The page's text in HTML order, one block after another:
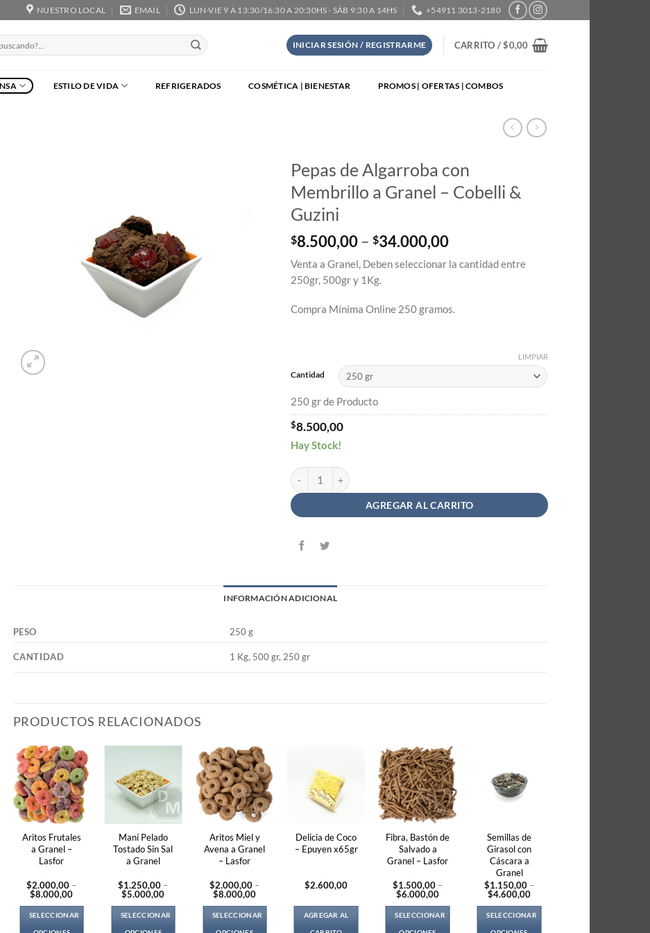
NUESTRO LOCAL EMAIL LUN-VIE 9 A 13:30/16:30 A 20:30HS - SÁB 9:30 A 14HS +54911 3013-2180
INICIAR SESIÓN / REGISTRARME CARRITO /$0,00
ESTILO DE VIDA REFRIGERADOS COSMÉTICA | BIENESTAR PROMOS | OFERTAS | COMBOS
Pepas de Algarroba con
Membrillo a Granel – Cobelli &
Guzini
$8.500,00– $34.000,00Price
$8.500,00
Venta a Granel, Deben seleccionar la cantidad entre
250gr, 500gr y 1Kg.
Compra Mínima Online 250 gramos.
Cantidad
LIMPIAR
250 gr de Producto
$8.500,00
Hay Stock!
Pepas de Algarroba con Membrillo a Granel - Cobelli & Guzini cantidad
AGREGAR AL CARRITO
INFORMACIÓN ADICIONAL
PESO 250 g
CANTIDAD 1 Kg, 500 gr, 250 gr
PRODUCTOS RELACIONADOS
Aritos Frutales
a Granel –
Lasfor
$2.000,00 –
$8.000,00Price
$2.000,00
through
SELECCIONAR
Maní Pelado
Tostado Sin Sal
a Granel
$1.250,00 –
$5.000,00Price
$1.250,00
through
SELECCIONAR
Aritos Miel y
Avena a Granel
– Lasfor
$2.000,00 –
$8.000,00Price
$2.000,00
through
SELECCIONAR
Delicia de Coco
– Epuyen x65gr
$2.600,00
AGREGAR AL
Fibra, Bastón de
Salvado a
Granel – Lasfor
$1.500,00 –
$6.000,00Price
$1.500,00
through
SELECCIONAR
Semillas de
Girasol con
Cáscara a
Granel
$1.150,00 –
$4.600,00Price
$1.150,00
through
SELECCIONAR